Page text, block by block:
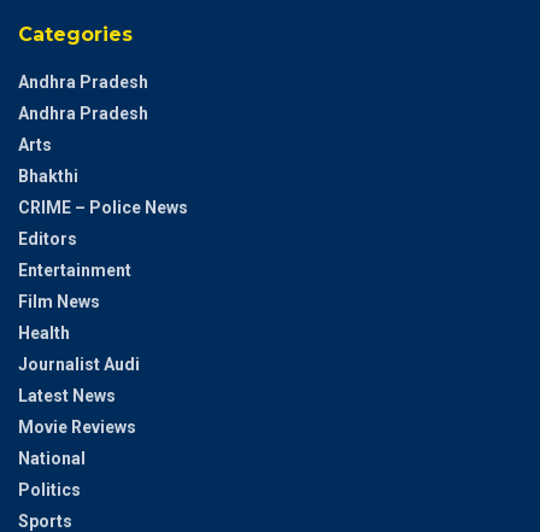
Categories
Andhra Pradesh
Andhra Pradesh
Arts
Bhakthi
CRIME – Police News
Editors
Entertainment
Film News
Health
Journalist Audi
Latest News
Movie Reviews
National
Politics
Sports